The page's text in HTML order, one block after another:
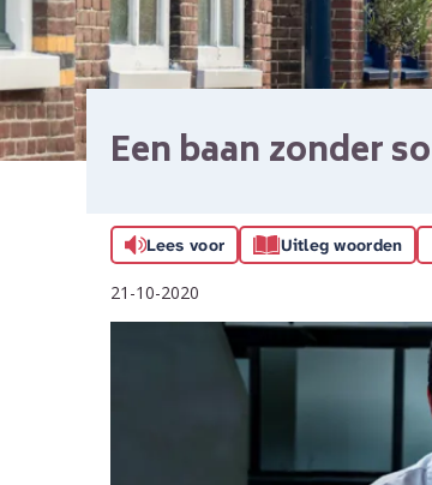
Een baan zonder
Lees voor Uitleg woorden
21-10-2020